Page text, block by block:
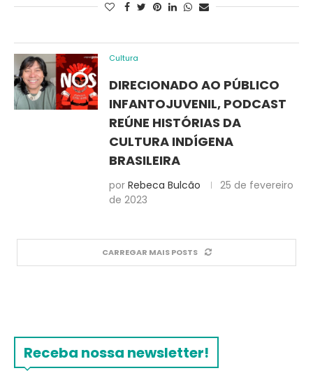
Cultura
DIRECIONADO AO PÚBLICO
INFANTOJUVENIL, PODCAST
REÚNE HISTÓRIAS DA
CULTURA INDÍGENA
BRASILEIRA
por Rebeca Bulcão
25 de fevereiro
de 2023
CARREGAR MAIS POSTS
Receba nossa newsletter!